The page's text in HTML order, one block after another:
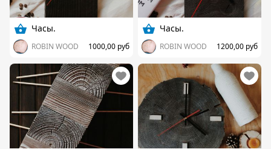
Часы.
ROBIN WOOD 1000,00 руб
Часы.
ROBIN WOOD 1200,00 руб